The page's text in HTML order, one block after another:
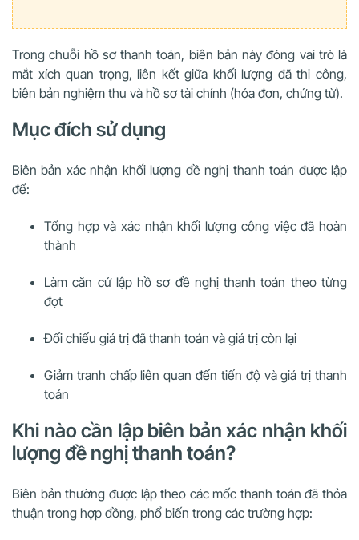
Trong chuỗi hồ sơ thanh toán, biên bản này đóng vai trò là
mắt xích quan trọng, liên kết giữa khối lượng đã thi công,
biên bản nghiệm thu và hồ sơ tài chính (hóa đơn, chứng từ).
Mục đích sử dụng
Biên bản xác nhận khối lượng đề nghị thanh toán được lập
để:
Tổng hợp và xác nhận khối lượng công việc đã hoàn
thành
Làm căn cứ lập hồ sơ đề nghị thanh toán theo từng
đợt
Đối chiếu giá trị đã thanh toán và giá trị còn lại
Giảm tranh chấp liên quan đến tiến độ và giá trị thanh
toán
Khi nào cần lập biên bản xác nhận khối
lượng đề nghị thanh toán?
Biên bản thường được lập theo các mốc thanh toán đã thỏa
thuận trong hợp đồng, phổ biến trong các trường hợp: